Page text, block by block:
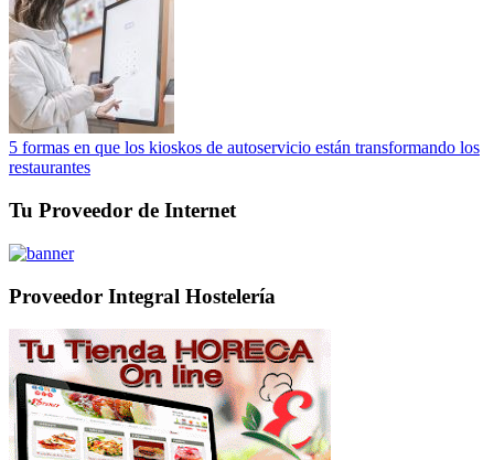
5 formas en que los kioskos de autoservicio están transformando los
restaurantes
Tu Proveedor de Internet
Proveedor Integral Hostelería